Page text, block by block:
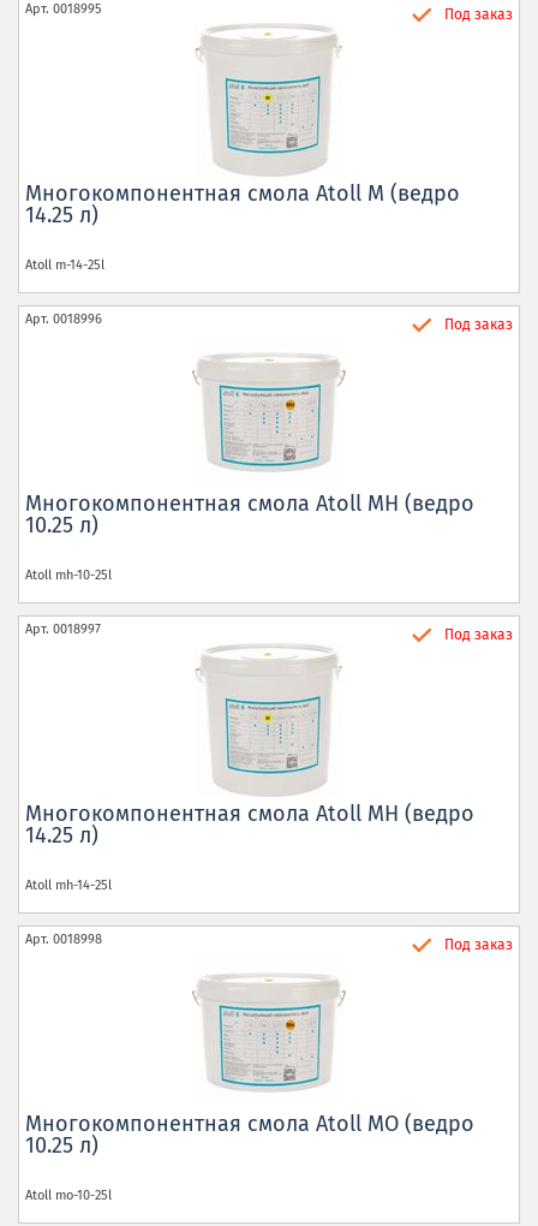
Арт. 0018995 Под заказ
Многокомпонентная смола Atoll M (ведро
14.25 л)
Atoll m-14-25l
Арт. 0018996 Под заказ
Многокомпонентная смола Atoll MH (ведро
10.25 л)
Atoll mh-10-25l
Арт. 0018997 Под заказ
Многокомпонентная смола Atoll MH (ведро
14.25 л)
Atoll mh-14-25l
Арт. 0018998 Под заказ
Многокомпонентная смола Atoll MO (ведро
10.25 л)
Atoll mo-10-25l